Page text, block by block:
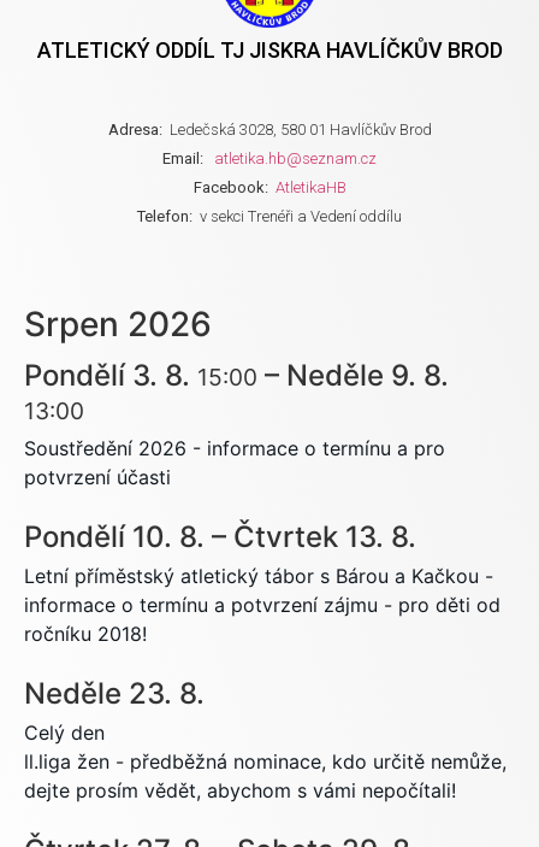
ATLETICKÝ ODDÍL TJ JISKRA HAVLÍČKŮV BROD
Adresa: Ledečská 3028, 580 01 Havlíčkův Brod
Email:
atletika.hb@seznam.cz
Facebook: AtletikaHB
Telefon: v sekci Trenéři a Vedení oddílu
Srpen 2026
Pondělí 3. 8. 15:00 – Neděle 9. 8.
13:00
Soustředění 2026 - informace o termínu a pro
potvrzení účasti
Pondělí 10. 8. – Čtvrtek 13. 8.
Letní příměstský atletický tábor s Bárou a Kačkou -
informace o termínu a potvrzení zájmu - pro děti od
ročníku 2018!
Neděle 23. 8.
Celý den
ll.liga žen - předběžná nominace, kdo určitě nemůže,
dejte prosím vědět, abychom s vámi nepočítali!